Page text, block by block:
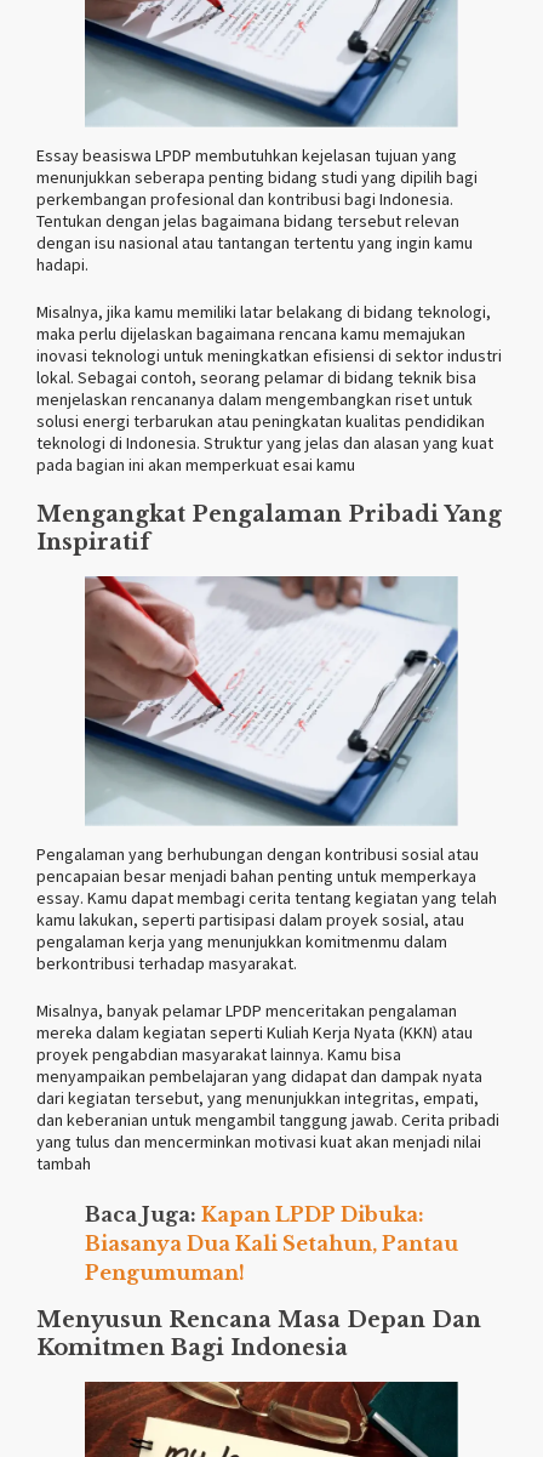
Essay beasiswa LPDP membutuhkan kejelasan tujuan yang
menunjukkan seberapa penting bidang studi yang dipilih bagi
perkembangan profesional dan kontribusi bagi Indonesia.
Tentukan dengan jelas bagaimana bidang tersebut relevan
dengan isu nasional atau tantangan tertentu yang ingin kamu
hadapi.
Misalnya, jika kamu memiliki latar belakang di bidang teknologi,
maka perlu dijelaskan bagaimana rencana kamu memajukan
inovasi teknologi untuk meningkatkan efisiensi di sektor industri
lokal. Sebagai contoh, seorang pelamar di bidang teknik bisa
menjelaskan rencananya dalam mengembangkan riset untuk
solusi energi terbarukan atau peningkatan kualitas pendidikan
teknologi di Indonesia. Struktur yang jelas dan alasan yang kuat
pada bagian ini akan memperkuat esai kamu
Mengangkat Pengalaman Pribadi Yang
Inspiratif
Pengalaman yang berhubungan dengan kontribusi sosial atau
pencapaian besar menjadi bahan penting untuk memperkaya
essay. Kamu dapat membagi cerita tentang kegiatan yang telah
kamu lakukan, seperti partisipasi dalam proyek sosial, atau
pengalaman kerja yang menunjukkan komitmenmu dalam
berkontribusi terhadap masyarakat.
Misalnya, banyak pelamar LPDP menceritakan pengalaman
mereka dalam kegiatan seperti Kuliah Kerja Nyata (KKN) atau
proyek pengabdian masyarakat lainnya. Kamu bisa
menyampaikan pembelajaran yang didapat dan dampak nyata
dari kegiatan tersebut, yang menunjukkan integritas, empati,
dan keberanian untuk mengambil tanggung jawab. Cerita pribadi
yang tulus dan mencerminkan motivasi kuat akan menjadi nilai
tambah
Baca Juga: Kapan LPDP Dibuka:
Biasanya Dua Kali Setahun, Pantau
Pengumuman!
Menyusun Rencana Masa Depan Dan
Komitmen Bagi Indonesia